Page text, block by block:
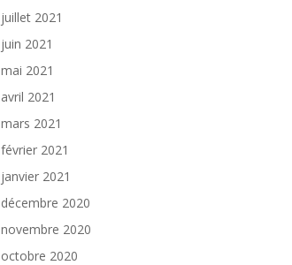
juillet 2021
juin 2021
mai 2021
avril 2021
mars 2021
février 2021
janvier 2021
décembre 2020
novembre 2020
octobre 2020